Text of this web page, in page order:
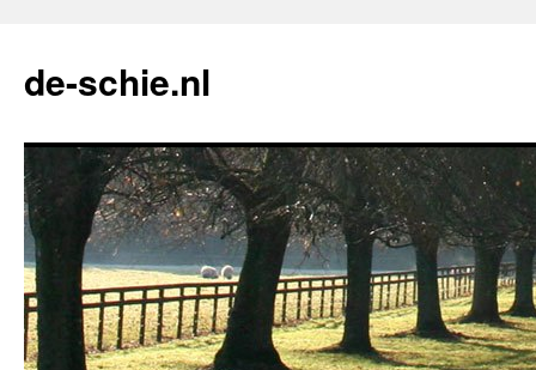
de-schie.nl